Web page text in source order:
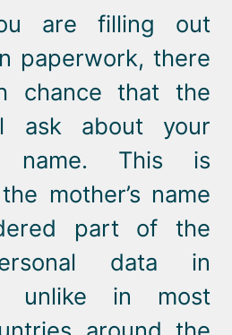
are filling out
paperwork, there
chance that the
ask about your
name. This is
mother’s name
part of the
data in
unlike in most